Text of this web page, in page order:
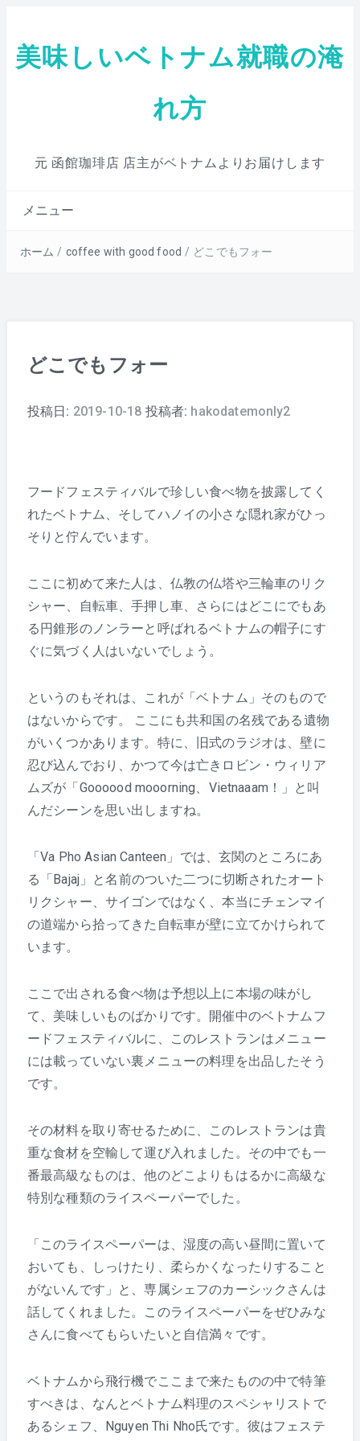
美味しいベトナム就職の淹
れ方
元 函館珈琲店 店主がベトナムよりお届けします
メニュー
ホーム / coffee with good food / どこでもフォー
どこでもフォー
投稿日: 2019-10-18 投稿者: hakodatemonly2
フードフェスティバルで珍しい食べ物を披露してく
れたベトナム、そしてハノイの小さな隠れ家がひっ
そりと佇んでいます。
ここに初めて来た人は、仏教の仏塔や三輪車のリク
シャー、自転車、手押し車、さらにはどこにでもあ
る円錐形のノンラーと呼ばれるベトナムの帽子にす
ぐに気づく人はいないでしょう。
というのもそれは、これが「ベトナム」そのもので
はないからです。 ここにも共和国の名残である遺物
がいくつかあります。特に、旧式のラジオは、壁に
忍び込んでおり、かつて今は亡きロビン・ウィリア
ムズが「Goooood mooorning、Vietnaaam！」と叫
んだシーンを思い出しますね。
「Va Pho Asian Canteen」では、玄関のところにあ
る「Bajaj」と名前のついた二つに切断されたオート
リクシャー、サイゴンではなく、本当にチェンマイ
の道端から拾ってきた自転車が壁に立てかけられて
います。
ここで出される食べ物は予想以上に本場の味がし
て、美味しいものばかりです。開催中のベトナムフ
ードフェスティバルに、このレストランはメニュー
には載っていない裏メニューの料理を出品したそう
です。
その材料を取り寄せるために、このレストランは貴
重な食材を空輸して運び入れました。その中でも一
番最高級なものは、他のどこよりもはるかに高級な
特別な種類のライスペーパーでした。
「このライスペーパーは、湿度の高い昼間に置いて
おいても、しっけたり、柔らかくなったりすること
がないんです」と、専属シェフのカーシックさんは
話してくれました。このライスペーパーをぜひみな
さんに食べてもらいたいと自信満々です。
ベトナムから飛行機でここまで来たものの中で特筆
すべきは、なんとベトナム料理のスペシャリストで
あるシェフ、Nguyen Thi Nho氏です。彼はフェステ